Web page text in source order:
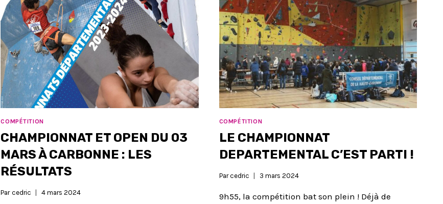
COMPÉTITION
CHAMPIONNAT ET OPEN DU 03
MARS À CARBONNE : LES
RÉSULTATS
Par cedric 4 mars 2024
COMPÉTITION
LE CHAMPIONNAT
DEPARTEMENTAL C’EST PARTI !
Par cedric 3 mars 2024
9h55, la compétition bat son plein ! Déjà de